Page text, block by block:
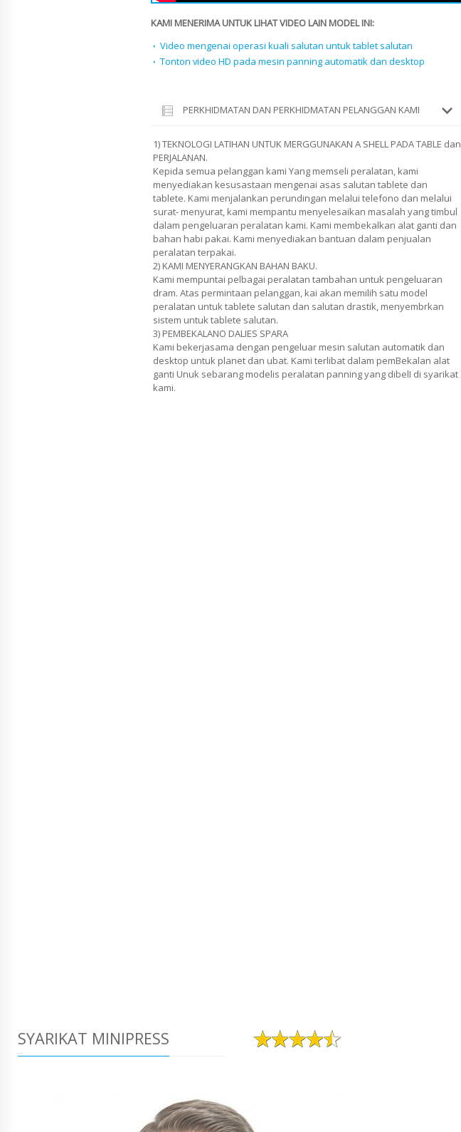
KAMI MENERIMA UNTUK LIHAT VIDEO LAIN MODEL INI:
Video mengenai operasi kuali salutan untuk tablet salutan
Tonton video HD pada mesin panning automatik dan desktop
PERKHIDMATAN DAN PERKHIDMATAN PELANGGAN KAMI
1) TEKNOLOGI LATIHAN UNTUK MERGGUNAKAN A SHELL PADA TABLE dan
PERJALANAN.
Kepida semua pelanggan kami Yang memseli peralatan, kami
menyediakan kesusastaan mengenai asas salutan tablete dan
tablete. Kami menjalankan perundingan melalui telefono dan melalui
surat- menyurat, kami mempantu menyelesaikan masalah yang timbul
dalam pengeluaran peralatan kami. Kami membekalkan alat ganti dan
bahan habi pakai. Kami menyediakan bantuan dalam penjualan
peralatan terpakai.
2) KAMI MENYERANGKAN BAHAN BAKU.
Kami mempuntai pelbagai peralatan tambahan untuk pengeluaran
dram. Atas permintaan pelanggan, kai akan memilih satu model
peralatan untuk tablete salutan dan salutan drastik, menyembrkan
sistem untuk tablete salutan.
3) PEMBEKALANO DALIES SPARA
Kami bekerjasama dengan pengeluar mesin salutan automatik dan
desktop untuk planet dan ubat. Kami terlibat dalam pemBekalan alat
ganti Unuk sebarang modelis peralatan panning yang dibelI di syarikat
kami.
SYARIKAT MINIPRESS